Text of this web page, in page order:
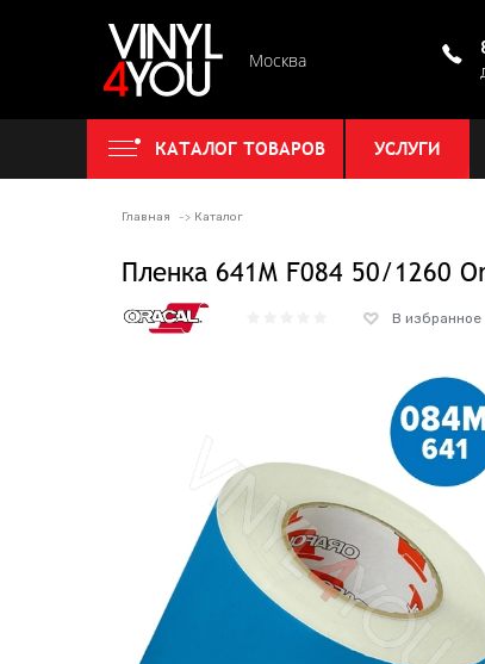
Москва
КАТАЛОГ ТОВАРОВ УСЛУГИ
Главная Каталог
Пленка 641M F084 50/1260
В избранное